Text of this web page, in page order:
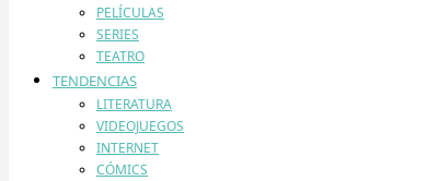
PELÍCULAS
SERIES
TEATRO
TENDENCIAS
LITERATURA
VIDEOJUEGOS
INTERNET
CÓMICS